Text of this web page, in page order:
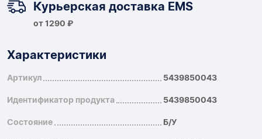
Курьерская доставка EMS
от 1290 ₽
Характеристики
Артикул 5439850043
Идентификатор продукта 5439850043
Состояние Б/У